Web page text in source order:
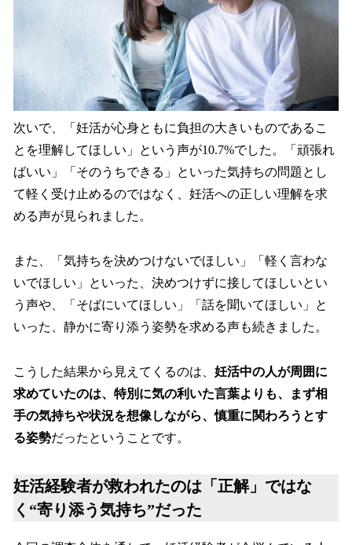
次いで、「妊活が心身ともに負担の大きいものであるこ
とを理解してほしい」という声が10.7%でした。「頑張れ
ばいい」「そのうちできる」といった気持ちの問題とし
て軽く受け止めるのではなく、妊活への正しい理解を求
める声が見られました。
また、「気持ちを決めつけないでほしい」「軽く言わな
いでほしい」といった、決めつけずに接してほしいとい
う声や、「そばにいてほしい」「話を聞いてほしい」と
いった、静かに寄り添う姿勢を求める声も続きました。
こうした結果から見えてくるのは、 妊活中の人が周囲に
求めていたのは、特別に気の利いた言葉よりも、まず相
手の気持ちや状況を想像しながら、慎重に関わろうとす
る姿勢だったということです。
妊活経験者が救われたのは「正解」ではな
く“寄り添う気持ち”だった